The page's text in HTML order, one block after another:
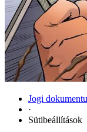
Jogi
·
Sütibeállítások